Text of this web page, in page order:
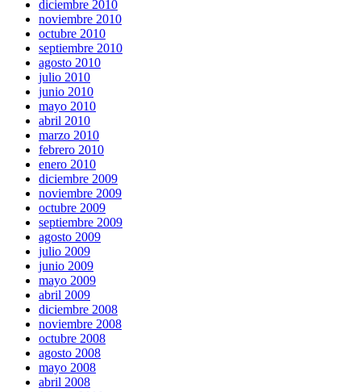
diciembre 2010
noviembre 2010
octubre 2010
septiembre 2010
agosto 2010
julio 2010
junio 2010
mayo 2010
abril 2010
marzo 2010
febrero 2010
enero 2010
diciembre 2009
noviembre 2009
octubre 2009
septiembre 2009
agosto 2009
julio 2009
junio 2009
mayo 2009
abril 2009
diciembre 2008
noviembre 2008
octubre 2008
agosto 2008
mayo 2008
abril 2008